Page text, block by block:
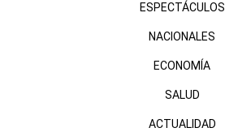
ESPECTÁCULOS
NACIONALES
ECONOMÍA
SALUD
ACTUALIDAD